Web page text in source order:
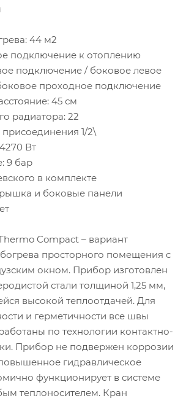
44 м2
подключение к отоплению
подключение / боковое левое
проходное подключение
45 см
радиатора: 22
присоединения 1/2\
Вт
9 бар
в комплекте
и боковые панели
Compact – вариант
просторного помещения с
окном. Прибор изготовлен
стали толщиной 1,25 мм,
высокой теплоотдачей. Для
и герметичности все швы
по технологии контактно-
Прибор не подвержен коррозии
гидравлическое
функционирует в системе
теплоносителем. Кран